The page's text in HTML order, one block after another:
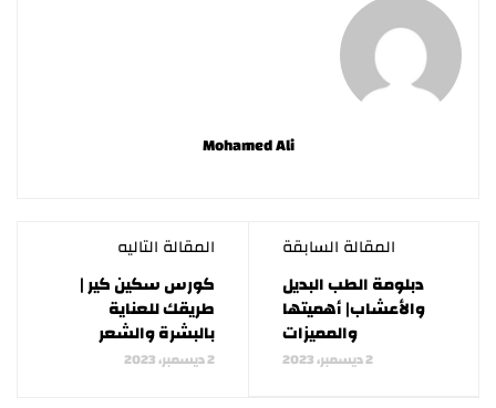
Mohamed Ali
المقالة السابقة
دبلومة الطب البديل
والأعشاب| أهميتها
والمميزات
2 ديسمبر، 2023
المقالة التاليه
كورس سكين كير |
طريقك للعناية
بالبشرة والشعر
2 ديسمبر، 2023